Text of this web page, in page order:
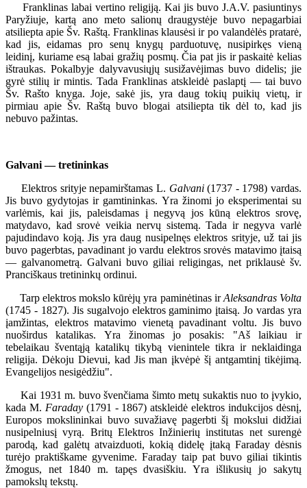
Franklinas labai vertino religiją. Kai jis buvo J.A.V. pasiuntinys
Paryžiuje, kartą ano meto salionų draugystėje buvo nepagarbiai
atsiliepta apie Šv. Raštą. Franklinas klausėsi ir po valandėlės pratarė,
kad jis, eidamas pro senų knygų parduotuvę, nusipirkęs vieną
leidinį, kuriame esą labai gražių posmų. Čia pat jis ir paskaitė kelias
ištraukas. Pokalbyje dalyvavusiųjų susižavėjimas buvo didelis; jie
gyrė stilių ir mintis. Tada Franklinas atskleidė paslaptį — tai buvo
Šv. Rašto knyga. Joje, sakė jis, yra daug tokių puikių vietų, ir
pirmiau apie Šv. Raštą buvo blogai atsiliepta tik dėl to, kad jis
nebuvo pažintas.
Galvani — tretininkas
Elektros srityje nepamirštamas L. Galvani(1737 - 1798) vardas.
Jis buvo gydytojas ir gamtininkas. Yra žinomi jo eksperimentai su
varlėmis, kai jis, paleisdamas į negyvą jos kūną elektros srovę,
matydavo, kad srovė veikia nervų sistemą. Tada ir negyva varlė
pajudindavo koją. Jis yra daug nusipelnęs elektros srityje, už tai jis
buvo pagerbtas, pavadinant jo vardu elektros srovės matavimo įtaisą
— galvanometrą. Galvani buvo giliai religingas, net priklausė šv.
Pranciškaus tretininkų ordinui.
Tarp elektros mokslo kūrėjų yra paminėtinas irAleksandras Volta
(1745 - 1827). Jis sugalvojo elektros gaminimo įtaisą. Jo vardas yra
įamžintas, elektros matavimo vienetą pavadinant voltu. Jis buvo
nuoširdus katalikas. Yra žinomas jo posakis: "Aš laikiau ir
tebelaikau šventąją katalikų tikybą vienintele tikra ir neklaidinga
religija. Dėkoju Dievui, kad Jis man įkvėpė šį antgamtinį tikėjimą.
Evangelijos nesigėdžiu".
Kai 1931 m. buvo švenčiama šimto metų sukaktis nuo to įvykio,
kada M. Faraday(1791 - 1867) atskleidė elektros indukcijos dėsnį,
Europos mokslininkai buvo suvažiavę pagerbti šį mokslui didžiai
nusipelniusį vyrą. Britų Elektros Inžinierių institutas net surengė
parodą, kad galėtų atvaizduoti, kokią didelę įtaką Faraday dėsnis
turėjo praktiškame gyvenime. Faraday taip pat buvo giliai tikintis
žmogus, net 1840 m. tapęs dvasiškiu. Yra išlikusių jo sakytų
pamokslų tekstų.